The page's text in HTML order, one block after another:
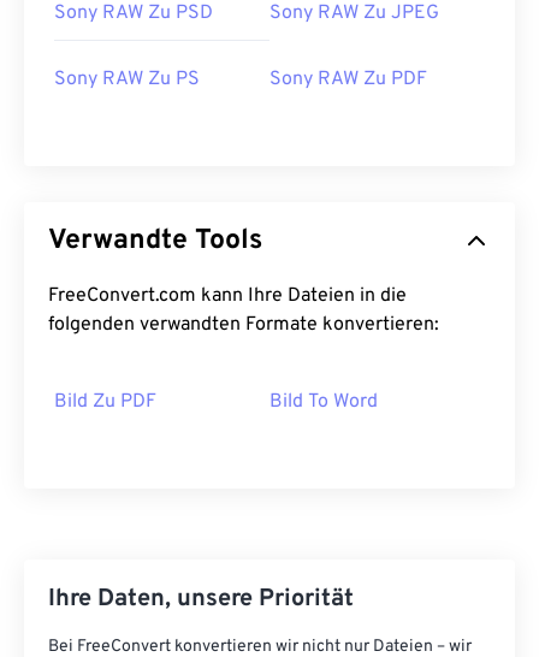
Sony RAW Zu PSD Sony RAW Zu JPEG
Sony RAW Zu PS Sony RAW Zu PDF
Verwandte Tools
FreeConvert.com kann Ihre Dateien in die
folgenden verwandten Formate konvertieren:
Bild Zu PDF Bild To Word
Ihre Daten, unsere Priorität
Bei FreeConvert konvertieren wir nicht nur Dateien – wir